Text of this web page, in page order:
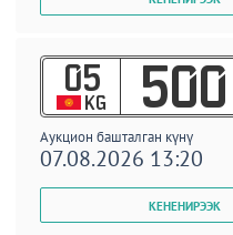
05
KG 500
Аукцион башталган күнү
07.08.2026 13:20